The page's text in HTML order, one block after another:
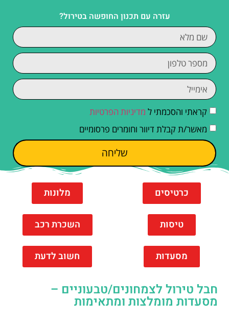
עזרה עם תכנון החופשה בטירול?
קראתי והסכמתי ל מדיניות הפרטיות
מאשר/ת קבלת דיוור וחומרים פרסומיים
שליחה
כרטיסים מלונות
טיסות השכרת רכב
מסעדות חשוב לדעת
חבל טירול לצמחונים/טבעוניים –
מסעדות מומלצות ומתאימות